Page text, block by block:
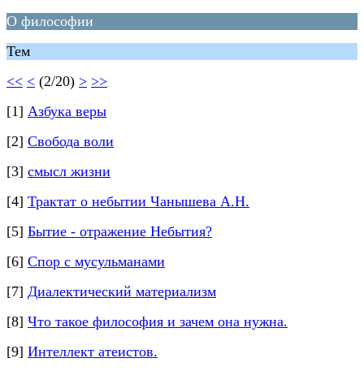
О философии
Тем
<< < (2/20) > >>
[1] Азбука веры
[2] Свобода воли
[3] смысл жизни
[4] Трактат о небытии Чанышева А.Н.
[5] Бытие - отражение Небытия?
[6] Спор с мусульманами
[7] Диалектический материализм
[8] Что такое философия и зачем она нужна.
[9] Интеллект атеистов.